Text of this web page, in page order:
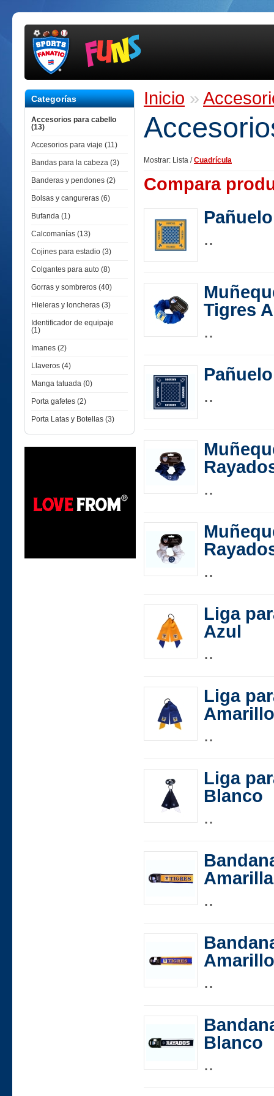
Categorías
Accesorios para cabello
(13)
Accesorios para viaje (11)
Bandas para la cabeza (3)
Banderas y pendones (2)
Bolsas y cangureras (6)
Bufanda (1)
Calcomanías (13)
Cojines para estadio (3)
Colgantes para auto (8)
Gorras y sombreros (40)
Hieleras y loncheras (3)
Identificador de equipaje
(1)
Imanes (2)
Llaveros (4)
Manga tatuada (0)
Porta gafetes (2)
Porta Latas y Botellas (3)
Inicio »
Mostrar: Lista / Cuadrícula
Compara
..
Tigres
..
..
..
..
Liga
Azul
..
Liga
Amarillo
..
Liga
Blanco
..
..
Amarillo
..
Blanco
..